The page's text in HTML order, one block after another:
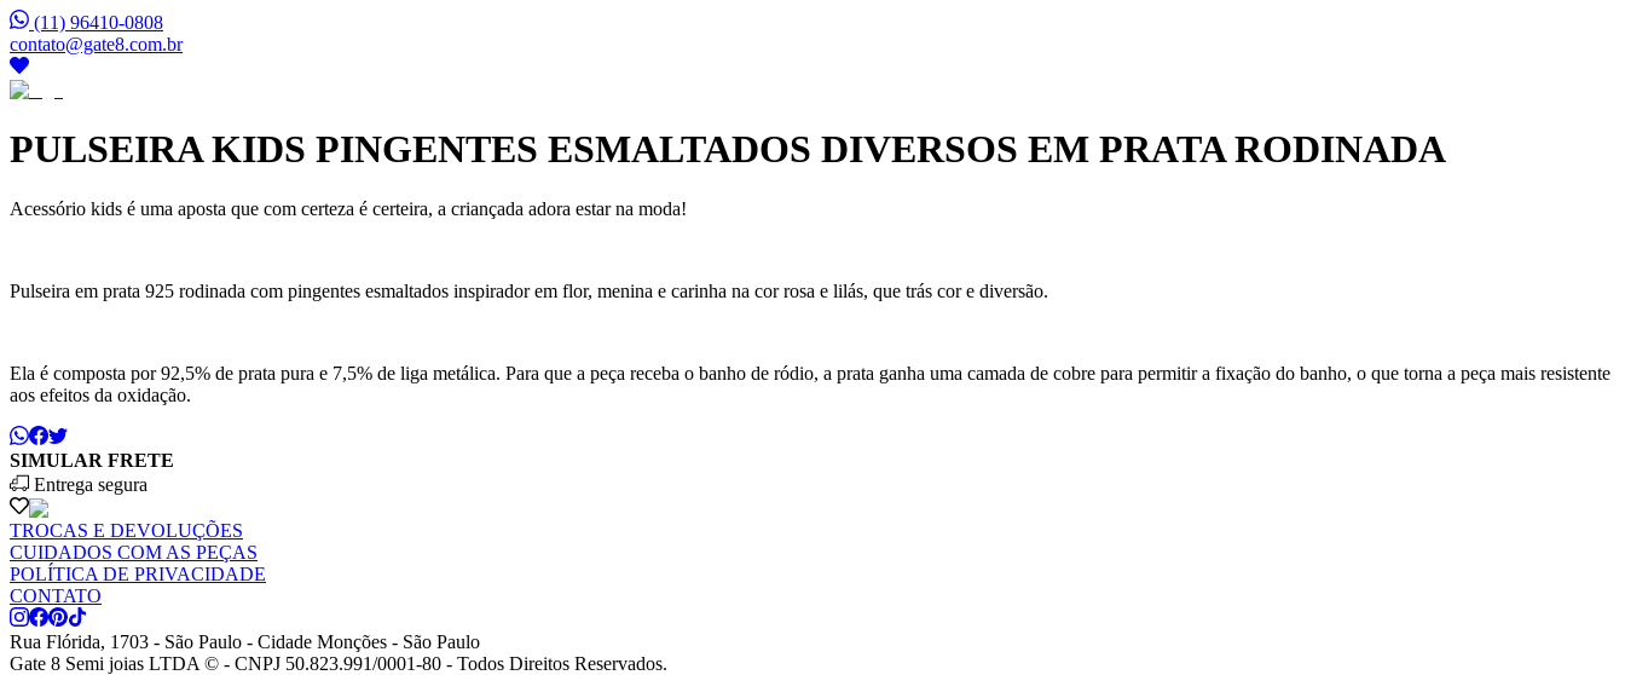
(11) 96410-0808
contato@gate8.com.br
PULSEIRA KIDS PINGENTES ESMALTADOS DIVERSOS EM PRATA RODINADA
Acessório kids é uma aposta que com certeza é certeira, a criançada adora estar na moda!
Pulseira em prata 925 rodinada com pingentes esmaltados inspirador em flor, menina e carinha na cor rosa e lilás, que trás cor e diversão.
Ela é composta por 92,5% de prata pura e 7,5% de liga metálica. Para que a peça receba o banho de ródio, a prata ganha uma camada de cobre para permitir a fixação do banho, o que torna a peça mais resistente
aos efeitos da oxidação.
SIMULAR FRETE
Entrega segura
TROCAS E DEVOLUÇÕES
CUIDADOS COM AS PEÇAS
POLÍTICA DE PRIVACIDADE
CONTATO
Rua Flórida, 1703 - São Paulo - Cidade Monções - São Paulo
Gate 8 Semi joias LTDA © - CNPJ 50.823.991/0001-80 - Todos Direitos Reservados.